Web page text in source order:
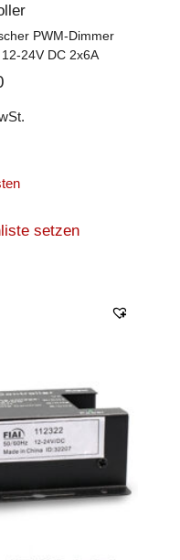
PWM-Dimmer
24V DC 2x6A
setzen